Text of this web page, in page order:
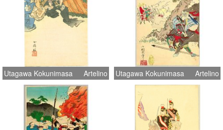
Utagawa Kokunimasa Artelino Utagawa Kokunimasa Artelino